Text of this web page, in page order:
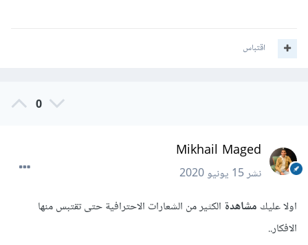
اقتباس
0
Mikhail Maged
نشر15 يونيو 2020
اولا عليك مشاهدةالكثير من الشعارات الاحترافية حتى تقتبس منها
الافكار..